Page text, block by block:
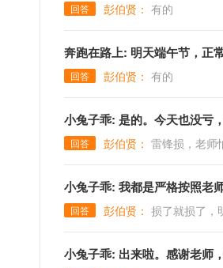
回答 彭伯贤： 有的
奔跑在路上: 明天端午节，正
回答 彭伯贤： 有的
小兔子乖: 是的。今天也没亏
回答 彭伯贤： 雷锋损，老师
小兔子乖: 我都是严格按照老
回答 彭伯贤： 损了就损了，
小兔子乖: 出来啦。感谢老师